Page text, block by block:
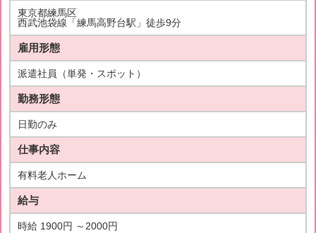
東京都練馬区
西武池袋線「練馬高野台駅」徒歩9分
雇用形態
派遣社員（単発・スポット）
勤務形態
日勤のみ
仕事内容
有料老人ホーム
給与
時給 1900円 ～2000円